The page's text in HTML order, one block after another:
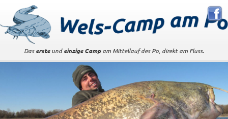
Dasersteundeinzige Campam Mittellauf des Po, direkt am Fluss.